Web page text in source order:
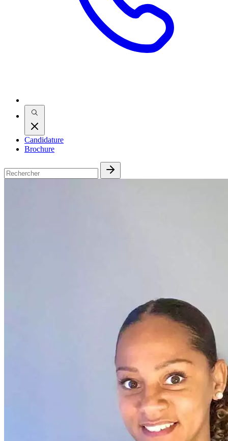
Candidature
Brochure